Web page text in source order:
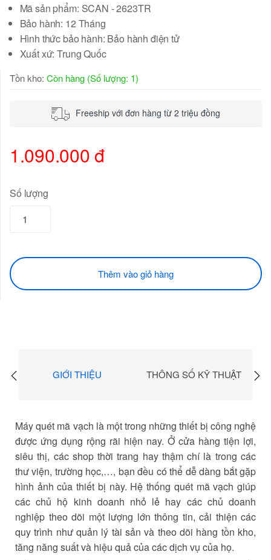
Mã sản phẩm: SCAN - 2623TR
Bảo hành: 12 Tháng
Hình thức bảo hành: Bảo hành điện tử
Xuất xứ: Trung Quốc
Tồn kho: Còn hàng (Số lượng: 1)
Freeship với đơn hàng từ 2 triệu đồng
1.090.000 đ
Số lượng
Thêm vào giỏ hàng
GIỚI THIỆU THÔNG SỐ KỸ THUẬT
Máy quét mã vạch là một trong những thiết bị công nghệ
được ứng dụng rộng rãi hiện nay. Ở cửa hàng tiện lợi,
siêu thị, các shop thời trang hay thậm chí là trong các
thư viện, trường học,…, bạn đều có thể dễ dàng bắt gặp
hình ảnh của thiết bị này. Hệ thống quét mã vạch giúp
các chủ hộ kinh doanh nhỏ lẻ hay các chủ doanh
nghiệp theo dõi một lượng lớn thông tin, cải thiện các
quy trình như quản lý tài sản và theo dõi hàng tồn kho,
tăng năng suất và hiệu quả của các dịch vụ của họ.